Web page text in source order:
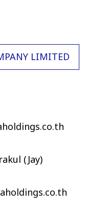
LIMITED
(Jay)